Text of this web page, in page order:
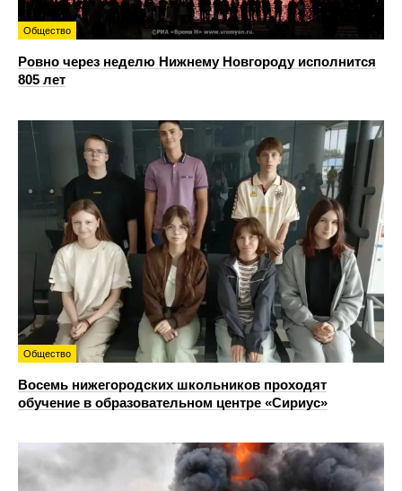
Общество
Ровно через неделю Нижнему Новгороду исполнится
805 лет
Общество
Восемь нижегородских школьников проходят
обучение в образовательном центре «Сириус»